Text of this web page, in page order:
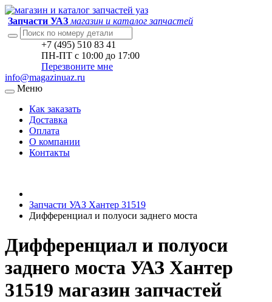
Запчасти УАЗ магазин и каталог запчастей
+7 (495) 510 83 41
ПН-ПТ с 10:00 до 17:00
Перезвоните мне
info@magazinuaz.ru
Меню
Как заказать
Доставка
Оплата
О компании
Контакты
Запчасти УАЗ Хантер 31519
Дифференциал и полуоси заднего моста
Дифференциал и полуоси
заднего моста УАЗ Хантер
31519 магазин запчастей